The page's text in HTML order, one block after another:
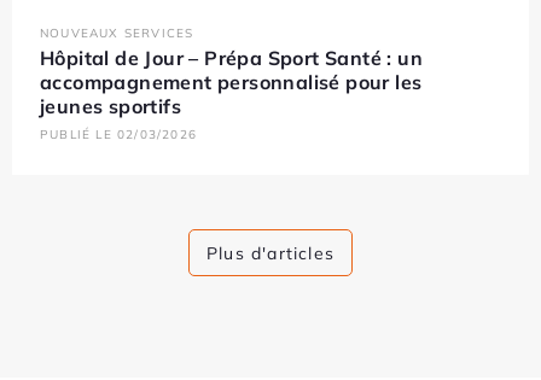
NOUVEAUX SERVICES
Hôpital de Jour – Prépa Sport Santé : un
accompagnement personnalisé pour les
jeunes sportifs
PUBLIÉ LE 02/03/2026
Plus d'articles